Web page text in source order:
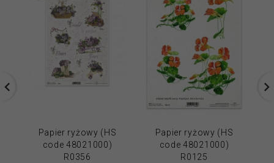
Papier ryżowy (HS
code 48021000)
R0356
Papier ryżowy (HS
code 48021000)
R0125